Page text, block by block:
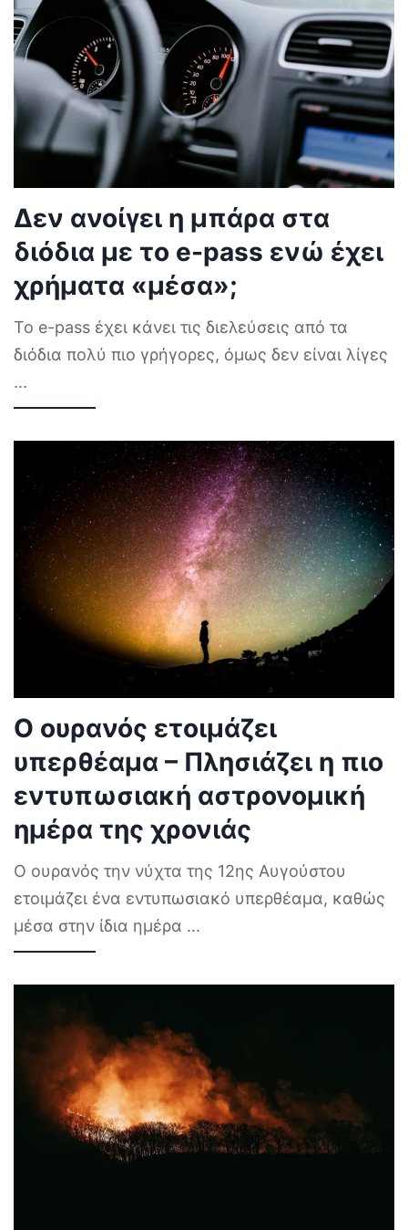
Δεν ανοίγει η μπάρα στα
διόδια με το e-pass ενώ έχει
χρήματα «μέσα»;
Το e-pass έχει κάνει τις διελεύσεις από τα
διόδια πολύ πιο γρήγορες, όμως δεν είναι λίγες
...
Ο ουρανός ετοιμάζει
υπερθέαμα – Πλησιάζει η πιο
εντυπωσιακή αστρονομική
ημέρα της χρονιάς
Ο ουρανός την νύχτα της 12ης Αυγούστου
ετοιμάζει ένα εντυπωσιακό υπερθέαμα, καθώς
μέσα στην ίδια ημέρα ...